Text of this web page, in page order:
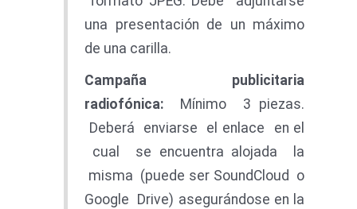
una presentación de un máximo
de una carilla.
Campañapublicitaria
radiofónica: Mínimo 3 piezas.
Deberá enviarse el enlace en el
cual se encuentra alojada la
misma (puede ser SoundCloud o
Google Drive) asegurándose en la